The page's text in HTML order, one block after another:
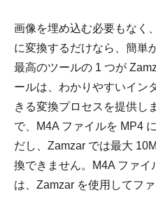
画像を埋め込む必要もなく
に変換するだけなら、簡単
最高のツールの 1 つが
ールは、わかりやすいイン
きる変換プロセスを提供し
で、M4A ファイルを MP4
だし、Zamzar では最大
換できません。M4A ファ
は、Zamzar を使用してフ